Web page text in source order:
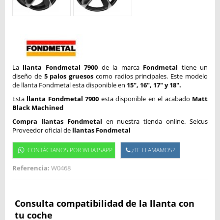
La llanta Fondmetal 7900 de la marcaFondmetal tiene un
diseño de5 palos gruesos como radios principales. Este modelo
de llanta Fondmetal esta disponible en 15", 16", 17" y 18".
Esta llanta Fondmetal 7900 esta disponible en el acabado Matt
Black Machined
Compra llantas Fondmetal en nuestra tienda online. Selcus
Proveedor oficial de llantas Fondmetal
CONTÁCTANOS POR WHATSAPP ¿TE LLAMAMOS?
Referencia: W0468
Consulta compatibilidad de la llanta con
tu coche